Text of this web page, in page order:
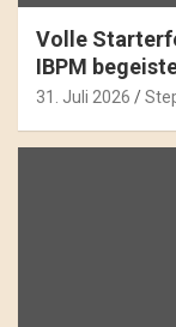
Volle
IBPM
31. Juli 2026